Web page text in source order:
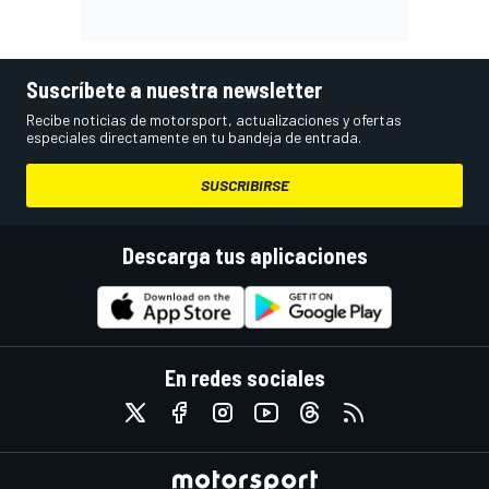
Suscríbete a nuestra newsletter
Recibe noticias de motorsport, actualizaciones y ofertas
especiales directamente en tu bandeja de entrada.
SUSCRIBIRSE
Descarga tus aplicaciones
En redes sociales